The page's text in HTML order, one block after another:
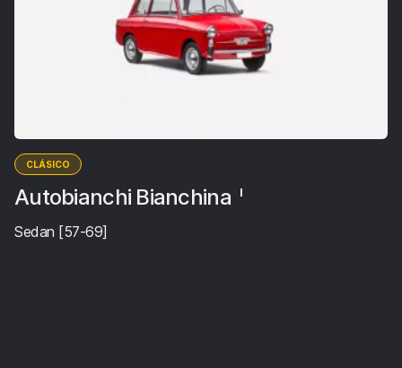
CLÁSICO
Autobianchi Bianchina I
Sedan [57-69]